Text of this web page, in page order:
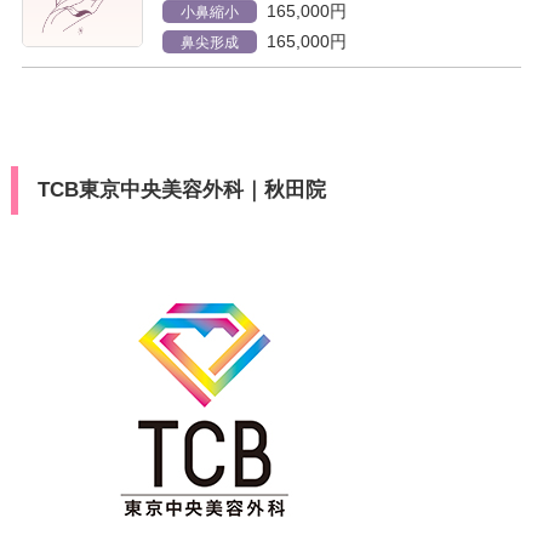
小鼻縮小 165,000円
鼻尖形成 165,000円
TCB東京中央美容外科｜秋田院